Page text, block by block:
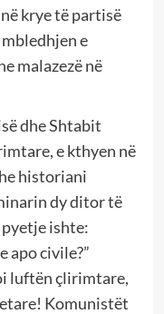
krye të partisë
e
malazezë në
dhe Shtabit
e kthyen në
historiani
dy ditor të
ishte:
apo civile?”
luftën çlirimtare,
Komunistët